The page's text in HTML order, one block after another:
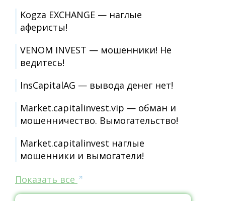
Kogza EXCHANGE — наглые
аферисты!
VENOM INVEST — мошенники! Не
ведитесь!
InsCapitalAG — вывода денег нет!
Market.capitalinvest.vip — обман и
мошенничество. Вымогательство!
Market.capitalinvest наглые
мошенники и вымогатели!
Показать все